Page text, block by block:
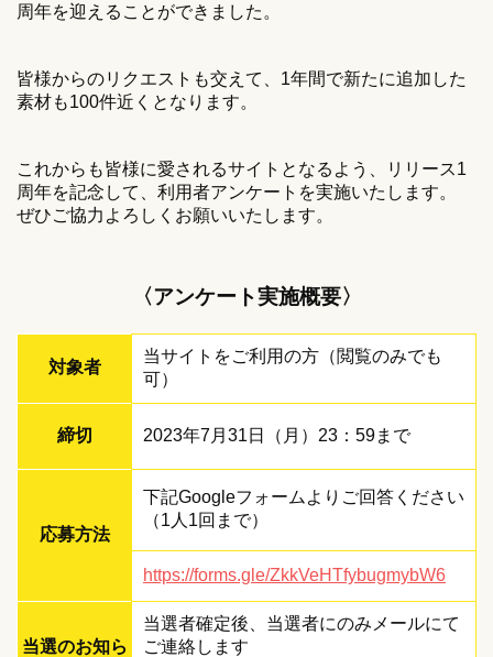
周年を迎えることができました。
皆様からのリクエストも交えて、1年間で新たに追加した
素材も100件近くとなります。
これからも皆様に愛されるサイトとなるよう、リリース1
周年を記念して、利用者アンケートを実施いたします。
ぜひご協力よろしくお願いいたします。
〈アンケート実施概要〉
対象者
当サイトをご利用の方（閲覧のみでも
可）
締切 2023年7月31日（月）23：59まで
応募方法
下記Googleフォームよりご回答ください
（1人1回まで）
https://forms.gle/ZkkVeHTfybugmybW6
当選のお知ら
当選者確定後、当選者にのみメールにて
ご連絡します